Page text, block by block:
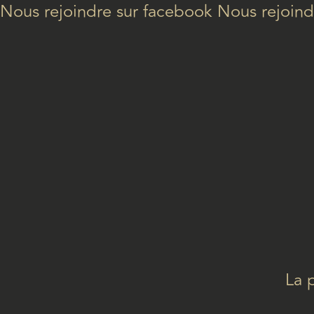
Nous rejoindre sur facebook Nous
La